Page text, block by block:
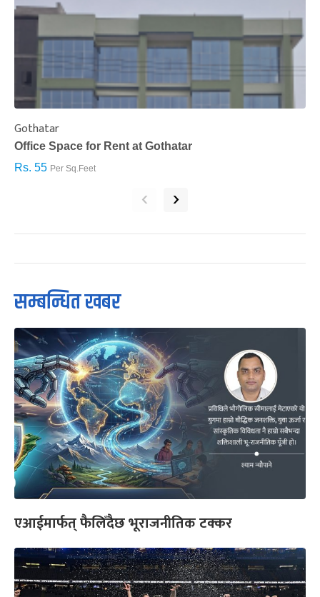
Gothatar
Office Space for Rent at Gothatar
Rs. 55 Per Sq.Feet
‹ ›
सम्बन्धित खबर
एआईमार्फत् फैलिँदैछ भूराजनीतिक टक्कर